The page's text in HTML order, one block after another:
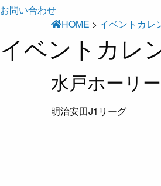
お問い合わせ
HOME > イベントカレ
イベントカレ
水戸ホーリ
明治安田J1リーグ